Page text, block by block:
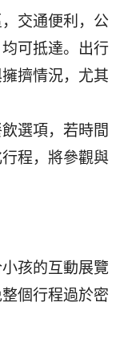
交通便利，公
可抵達。出行
擠情況，尤其
選項，若時間
程，將參觀與
孩的互動展覽
個行程過於密